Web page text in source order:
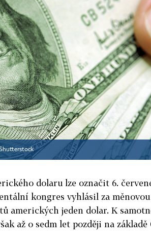
dolaru lze označit 6.
kongres vyhlásil za
amerických jeden dolar. K
až o sedm let později na